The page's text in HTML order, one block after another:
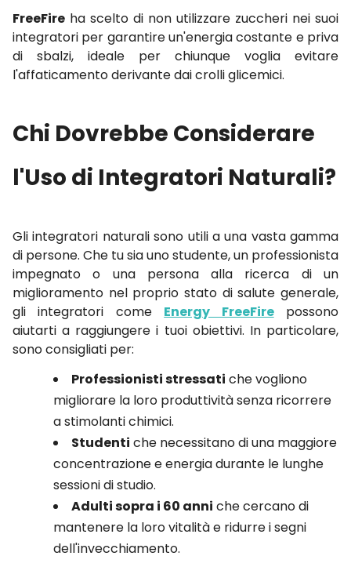
FreeFire ha scelto di non utilizzare zuccheri nei suoi
integratori per garantire un'energia costante e priva
di sbalzi, ideale per chiunque voglia evitare
l'affaticamento derivante dai crolli glicemici.
Chi Dovrebbe Considerare
l'Uso di Integratori Naturali?
Gli integratori naturali sono utili a una vasta gamma
di persone. Che tu sia uno studente, un professionista
impegnato o una persona alla ricerca di un
miglioramento nel proprio stato di salute generale,
gli integratori come Energy FreeFirepossono
aiutarti a raggiungere i tuoi obiettivi. In particolare,
sono consigliati per:
Professionisti stressati che vogliono
migliorare la loro produttività senza ricorrere
a stimolanti chimici.
Studenti che necessitano di una maggiore
concentrazione e energia durante le lunghe
sessioni di studio.
Adulti sopra i 60 anni che cercano di
mantenere la loro vitalità e ridurre i segni
dell'invecchiamento.